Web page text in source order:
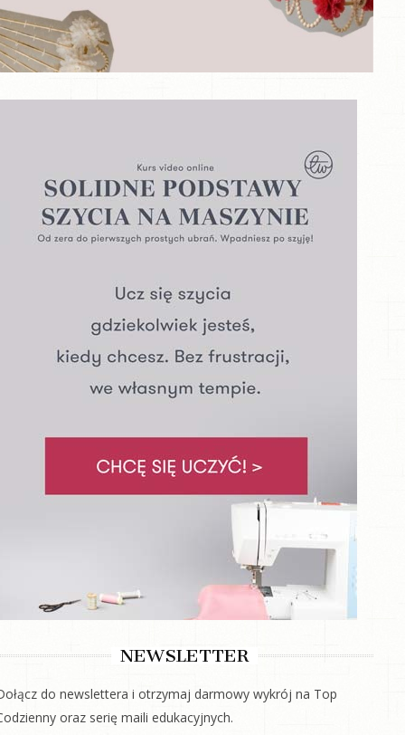
NEWSLETTER
do newslettera i otrzymaj darmowy wykrój na Top
oraz serię maili edukacyjnych.